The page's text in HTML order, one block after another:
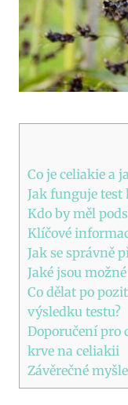
Co je celiakie a
Jak funguje test
Kdo by měl
Klíčové
Jak se správně
Jaké jsou
Co dělat po
výsledku testu?
Doporučení pro
krve na celiakii
Závěrečné